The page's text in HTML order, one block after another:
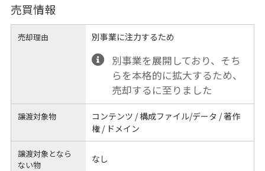
売買情報
売却理由 別事業に注力するため
別事業を展開しており、そち
らを本格的に拡大するため、
売却するに至りました
譲渡対象物
コンテンツ / 構成ファイル/データ / 著作
権 / ドメイン
譲渡対象となら
ない物
なし